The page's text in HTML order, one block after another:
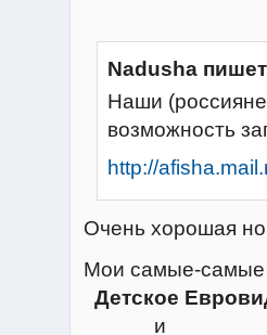
Nadusha
Наши
возможность
http://
Очень хорошая
Мои самые-
Детское
и